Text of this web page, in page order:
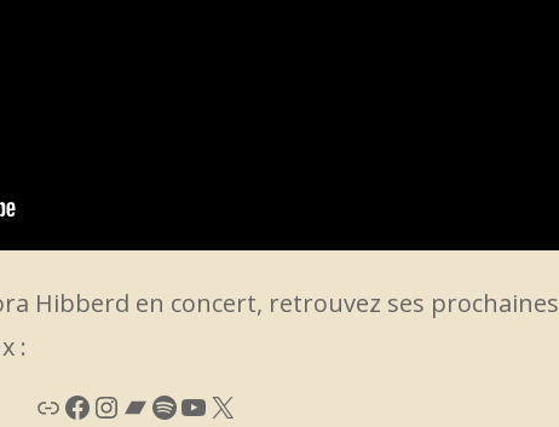
Hibberd en concert, retrouvez ses prochaines
:
LienFacebook
Instagram
Bandcamp
Spotify
YouTube
X